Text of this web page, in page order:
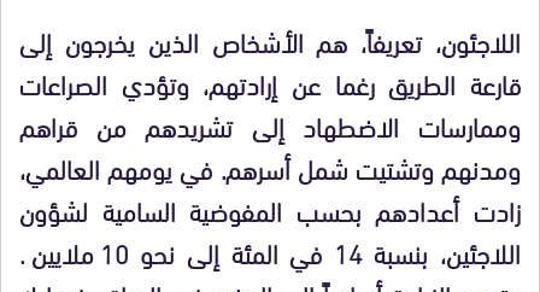
اللاجئون، تعريفاً، هم الأشخاص الذين يخرجون إلى
قارعة الطريق رغما عن إرادتهم، وتؤدي الصراعات
وممارسات الاضطهاد إلى تشريدهم من قراهم
ومدنهم وتشتيت شمل أسرهم. في يومهم العالمي،
زادت أعدادهم بحسب المفوضية السامية لشؤون
اللاجئين، بنسبة 14 في المئة إلى نحو 10 ملايين.